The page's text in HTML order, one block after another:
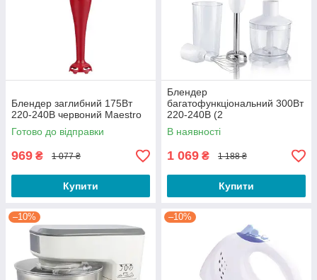
Блендер заглибний 175Вт
220-240В червоний Maestro
Готово до відправки
969 ₴ 1 077 ₴
Купити
Блендер
багатофункціональний 300Вт
220-240В (2
швидкості+мірний стакан
600мл) Maestro
В наявності
1 069 ₴ 1 188 ₴
Купити
–10% –10%